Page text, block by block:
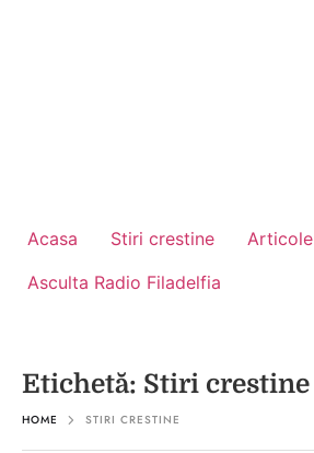
Acasa Stiri crestine Articole
Asculta Radio Filadelfia
Etichetă: Stiri crestine
HOME STIRI CRESTINE